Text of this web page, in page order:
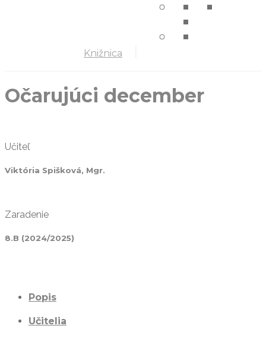
Knižnica
Očarujúci december
Učiteľ
Viktória Spišková, Mgr.
Zaradenie
8.B (2024/2025)
Popis
Učitelia